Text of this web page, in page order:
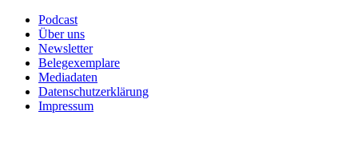
Podcast
Über uns
Newsletter
Belegexemplare
Mediadaten
Datenschutzerklärung
Impressum